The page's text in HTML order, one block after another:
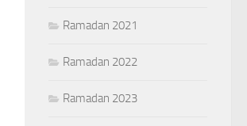
Ramadan 2021
Ramadan 2022
Ramadan 2023